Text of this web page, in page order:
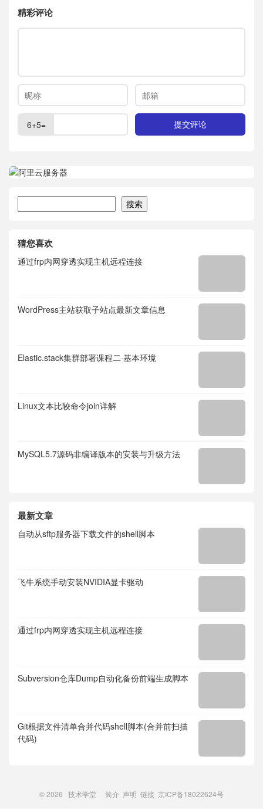
精彩评论
6+5=
搜索
猜您喜欢
通过frp内网穿透实现主机远程连接
WordPress主站获取子站点最新文章信息
Elastic.stack集群部署课程二·基本环境
Linux文本比较命令join详解
MySQL5.7源码非编译版本的安装与升级方法
最新文章
自动从sftp服务器下载文件的shell脚本
飞牛系统手动安装NVIDIA显卡驱动
通过frp内网穿透实现主机远程连接
Subversion仓库Dump自动化备份前端生成脚本
Git根据文件清单合并代码shell脚本(合并前扫描
代码)
© 2026 技术学堂 简介 声明 链接 京ICP备18022624号